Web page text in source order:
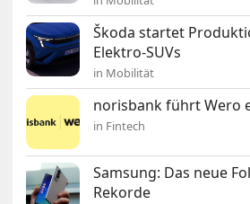
Škoda startet
Elektro-SUVs
in Mobilität
norisbank führt Wero
in Fintech
Samsung: Das neue
Rekorde